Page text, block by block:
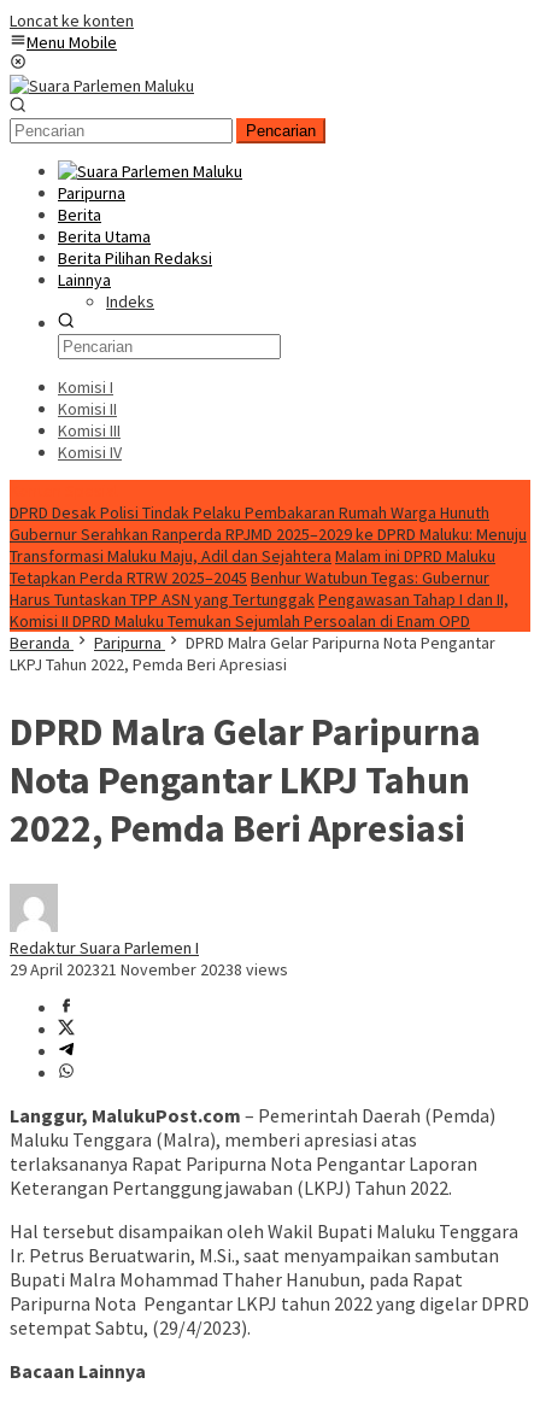
Loncat ke konten
Menu Mobile
Pencarian
Paripurna
Berita
Berita Utama
Berita Pilihan Redaksi
Lainnya
Indeks
Komisi I
Komisi II
Komisi III
Komisi IV
DPRD Desak Polisi Tindak Pelaku Pembakaran Rumah Warga Hunuth
Gubernur Serahkan Ranperda RPJMD 2025–2029 ke DPRD Maluku: Menuju
Transformasi Maluku Maju, Adil dan Sejahtera Malam ini DPRD Maluku
Tetapkan Perda RTRW 2025–2045 Benhur Watubun Tegas: Gubernur
Harus Tuntaskan TPP ASN yang TertunggakPengawasan Tahap I dan II,
Komisi II DPRD Maluku Temukan Sejumlah Persoalan di Enam OPD
Beranda
Paripurna
DPRD Malra Gelar Paripurna Nota Pengantar
LKPJ Tahun 2022, Pemda Beri Apresiasi
DPRD Malra Gelar Paripurna
Nota Pengantar LKPJ Tahun
2022, Pemda Beri Apresiasi
Redaktur Suara Parlemen I
29 April 202321 November 20238 views
Langgur, MalukuPost.com – Pemerintah Daerah (Pemda)
Maluku Tenggara (Malra), memberi apresiasi atas
terlaksananya Rapat Paripurna Nota Pengantar Laporan
Keterangan Pertanggungjawaban (LKPJ) Tahun 2022.
Hal tersebut disampaikan oleh Wakil Bupati Maluku Tenggara
Ir. Petrus Beruatwarin, M.Si., saat menyampaikan sambutan
Bupati Malra Mohammad Thaher Hanubun, pada Rapat
Paripurna Nota Pengantar LKPJ tahun 2022 yang digelar DPRD
setempat Sabtu, (29/4/2023).
Bacaan Lainnya